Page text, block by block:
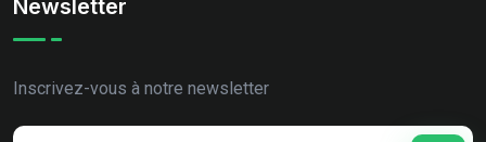
Newsletter
Inscrivez-vous à notre newsletter